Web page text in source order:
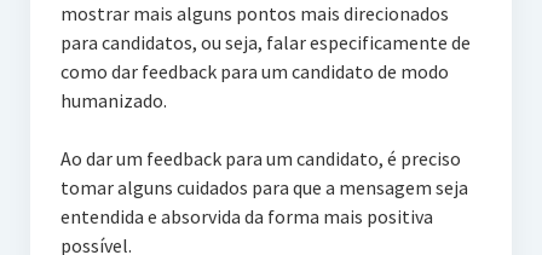
mostrar mais alguns pontos mais direcionados
para candidatos, ou seja, falar especificamente de
como dar feedback para um candidato de modo
humanizado.
Ao dar um feedback para um candidato, é preciso
tomar alguns cuidados para que a mensagem seja
entendida e absorvida da forma mais positiva
possível.